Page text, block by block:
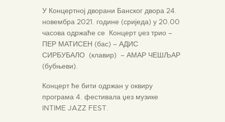
У Концертној дворани Банског двора 24.
новембра 2021. године (сриједа) у 20.00
часова одржаће се Концерт џез трио –
ПЕР МАТИСЕН (бас) – АДИС
СИРБУБАЛО (клавир) – АМАР ЧЕШЉАР
(бубњеви).
Концерт ће бити одржан у оквиру
програма 4. фестивала џез музике
INTIME JAZZ FEST.